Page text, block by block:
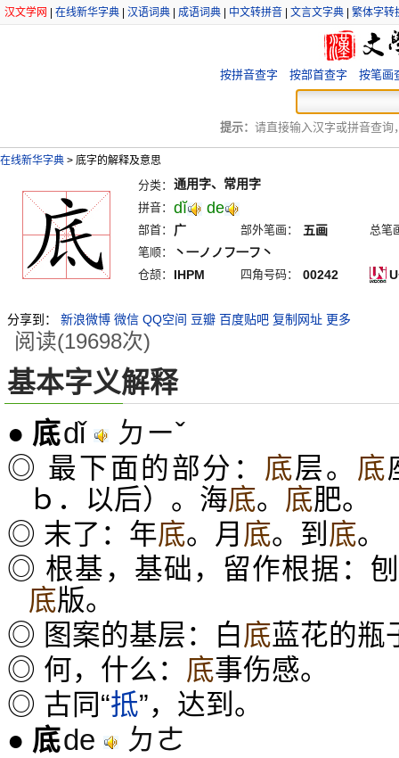
汉文学网 在线新华字典 汉语词典 成语词典 中文转拼音 文言文字典 繁体字转
按拼音查字 按部首查字 按笔画
提示： 请直接输入汉字或拼音查询
在线新华字典 > 底字的解释及意思
分类： 通用字、常用字
拼音： dĭ de
部首： 广 部外笔画： 五画
总笔
笔顺：
丶一ノノフ一フ丶
仓颉： IHPM 四角号码： 00242
分享到： 新浪微博 微信 QQ空间 豆瓣 百度贴吧 复制网址 更多
阅读(19698次)
基本字义解释
● 底dǐ ㄉㄧˇ
◎ 最下面的部分： 底层。 底
ｂ．以后）。海底。 底肥。
◎ 末了：年底。月 底。到 底。
◎ 根基，基础，留作根据：
底版。
◎ 图案的基层：白底蓝花的瓶
◎ 何，什么： 底事伤感。
◎ 古同“抵”，达到。
● 底de ㄉㄜ